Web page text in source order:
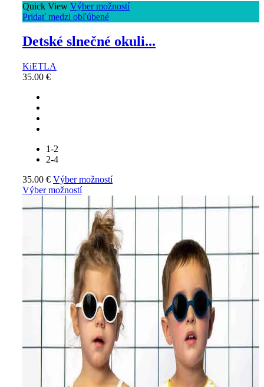
Quick View Výber možností
Pridať medzi obľúbené
Detské slnečné okuli...
KiETLA
35.00 €
1-2
2-4
35.00 € Výber možností
Výber možností